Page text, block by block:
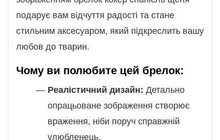
подарує вам відчуття радості та стане
стильним аксесуаром, який підкреслить вашу
любов до тварин.
Чому ви полюбите цей брелок:
Реалістичний дизайн: Детально
опрацьоване зображення створює
враження, ніби поруч справжній
улюбленець.